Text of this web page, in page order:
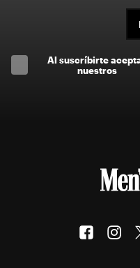
Al suscríbirte
nuestros